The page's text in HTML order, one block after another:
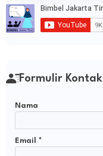
Formulir Kontak
Nama
Email *